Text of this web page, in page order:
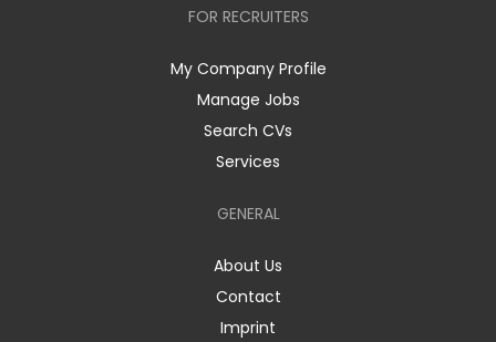
FOR RECRUITERS
My Company Profile
Manage Jobs
Search CVs
Services
GENERAL
About Us
Contact
Imprint